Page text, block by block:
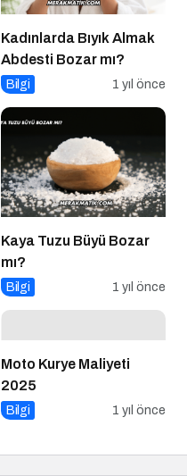
Kadınlarda Bıyık Almak
Abdesti Bozar mı?
Bilgi 1 yıl önce
Kaya Tuzu Büyü Bozar
mı?
Bilgi 1 yıl önce
Moto Kurye Maliyeti
2025
Bilgi 1 yıl önce